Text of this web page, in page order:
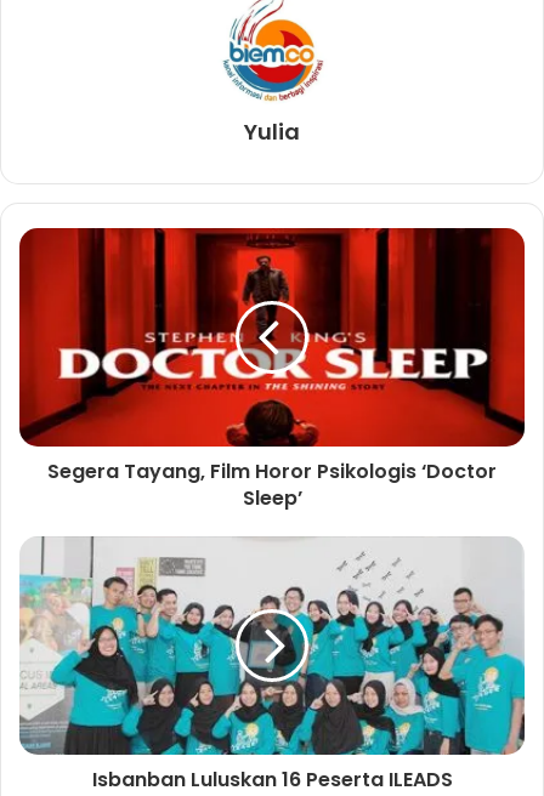
Yulia
Segera Tayang, Film Horor Psikologis ‘Doctor
Sleep’
Isbanban Luluskan 16 Peserta ILEADS